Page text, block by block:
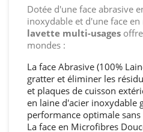
Dotée d'une face abrasive
inoxydable et d'une face
lavette multi-usages
mondes :
La face Abrasive (100%
gratter et éliminer les
et plaques de cuisson
en laine d'acier inoxydable
performance optimale
La face en Microfibres